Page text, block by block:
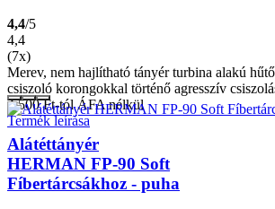
4,4/5
4,4
(7x)
Merev, nem hajlítható tányér turbina alakú
csiszoló korongokkal történő agresszív
4.500Ft-tól ÁFA nélkül
Termék leírása
Alátéttányér
HERMAN FP-90 Soft
Fíbertárcsákhoz - puha